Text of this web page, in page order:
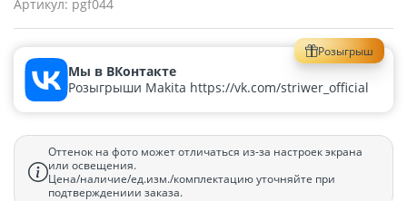
Артикул: pgf044
Розыгрыш
Мы в ВКонтакте
Розыгрыши Makita https://vk.com/striwer_official
Оттенок на фото может отличаться из-за настроек экрана
или освещения.
Цена/наличие/ед.изм./комплектацию уточняйте при
подтверждениии заказа.